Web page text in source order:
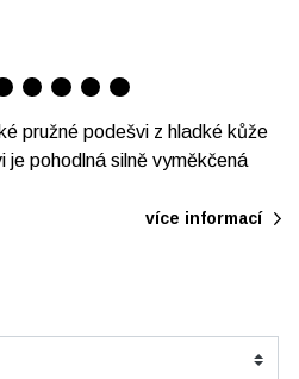
pružné podešvi z hladké kůže
je pohodlná silně vyměkčená
více informací